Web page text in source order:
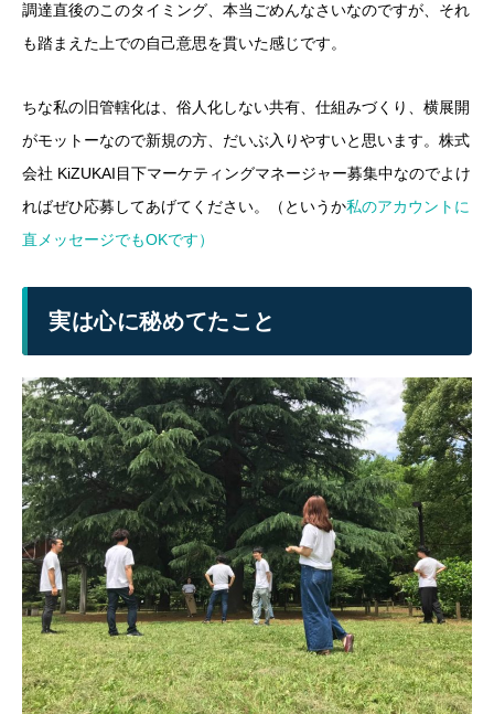
調達直後のこのタイミング、本当ごめんなさいなのですが、それ
も踏まえた上での自己意思を貫いた感じです。
ちな私の旧管轄化は、俗人化しない共有、仕組みづくり、横展開
がモットーなので新規の方、だいぶ入りやすいと思います。株式
会社 KiZUKAI目下マーケティングマネージャー募集中なのでよけ
ればぜひ応募してあげてください。（というか私のアカウントに
直メッセージでもOKです）
実は心に秘めてたこと